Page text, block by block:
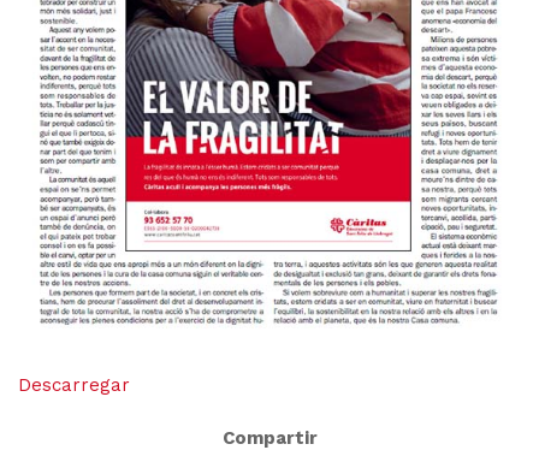
Descarregar
Compartir